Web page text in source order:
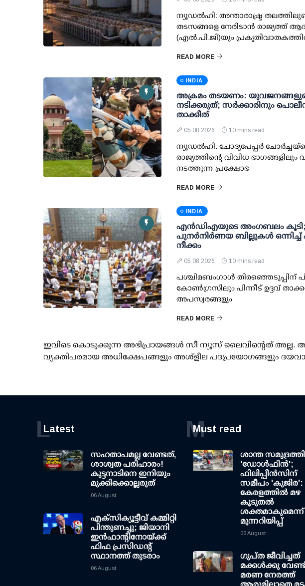
ന്യൂഡല്‍ഹി: അന്താരാഷ്ട്ര
തടസങ്ങളെ നേരിടാന്‍ രാജ്യത്ത്
(എല്‍.പി.ജി)യും
READ MORE
INDIA
അക്രമം തടയണം: യുവജനങ്ങളുടെ
നടിക്കരുത്; സര്‍ക്കാരിനും
താക്കീത്
05 08 2026 10 mins read
ന്യൂഡല്‍ഹി: ചോദ്യപേപ്പര്‍
രാജ്യത്തിന്റെ വിവിധ ഭാഗങ്ങളിലും
നടത്തുന്ന പ്രക്ഷോഭ
READ MORE
INDIA
എന്‍ഡിഎയുടെ അംഗബലം കൂടി;
പുനര്‍നിര്‍ണയ ബില്ലുകള്‍ ഒന്നിച്ച്
നീക്കം
05 08 2026 10 mins read
പശ്ചിമബംഗാള്‍ തിരഞ്ഞെടുപ്പിന്
കോണ്‍ഗ്രസിലും പിന്നീട് ഉദ്ദവ്
അപസ്വരങ്ങളും
READ MORE
ഇവിടെ കൊടുക്കുന്ന അഭിപ്രായങ്ങള്‍ സീ ന്യൂസ് ലൈവിന്റെത്
വ്യക്തിപരമായ അധിക്ഷേപങ്ങളും അശ്‌ളീല പദപ്രയോഗങ്ങളും
Latest
L
സഹതാപമല്ല വേണ്ടത്,
ശാശ്വത പരിഹാരം!
കുട്ടനാടിനെ ഇനിയും
മുക്കിക്കൊല്ലരുത്
06 August
എക്സിക്യൂട്ടീവ് കമ്മിറ്റി
പിന്തുണച്ചു; ജിയാനി
ഇന്‍ഫാന്റിനോയ്ക്ക്
ഫിഫ പ്രസിഡന്റ്
സ്ഥാനത്ത് തുടരാം
06 August
Must read
M
ശാന്ത
'ഡോള്‍ഫിന്‍';
ഫിലിപ്പീന്‍സിന്
സമീപം 'കുജിര':
കേരളത്തില്‍ മഴ
കൂടുതല്‍
ശക്തമാകുമെന്ന്
മുന്നറിയിപ്പ്
06 August
ഗുപ്ത ജീവിച്ചത്
മക്കള്‍ക്കു
മരണ നേരത്ത്